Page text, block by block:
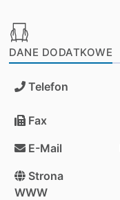
DANE DODATKOWE
Telefon
Fax
E-Mail
Strona
WWW